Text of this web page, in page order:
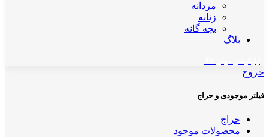
مردانه
زنانه
بچه گانه
بلاگ
خروج
فیلتر موجودی و حراج
حراج
محصولات موجود